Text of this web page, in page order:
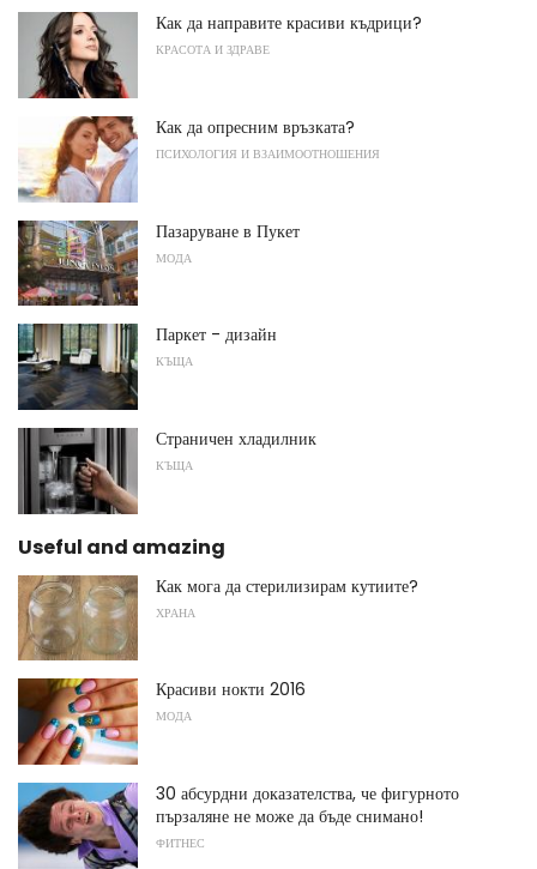
Как да направите красиви къдрици?
КРАСОТА И ЗДРАВЕ
Как да опресним връзката?
ПСИХОЛОГИЯ И ВЗАИМООТНОШЕНИЯ
Пазаруване в Пукет
МОДА
Паркет - дизайн
КЪЩА
Страничен хладилник
КЪЩА
Useful and amazing
Как мога да стерилизирам кутиите?
ХРАНА
Красиви нокти 2016
МОДА
30 абсурдни доказателства, че фигурното
пързаляне не може да бъде снимано!
ФИТНЕС